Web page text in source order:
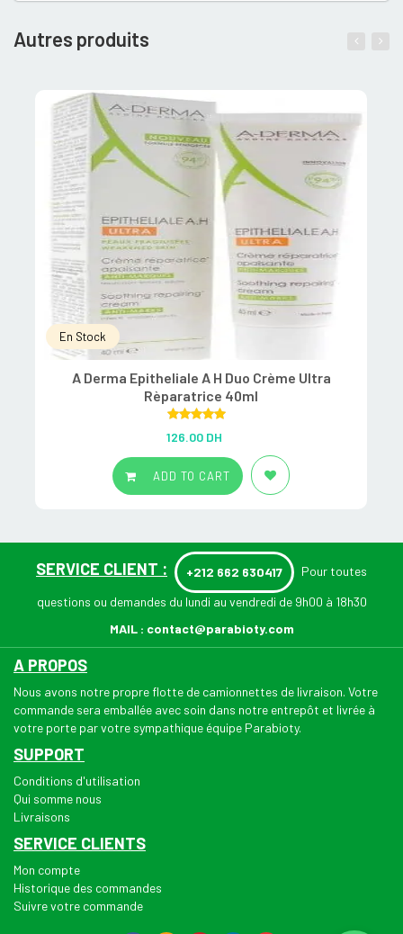
Autres produits
En Stock
A Derma Epitheliale A H Duo Crème Ultra
Rèparatrice 40ml
out of 5
126.00 DH
ADD TO CART
SERVICE CLIENT : +212 662 630417 Pour toutes
questions ou demandes du lundi au vendredi de 9h00 à 18h30
MAIL : contact@parabioty.com
A PROPOS
Nous avons notre propre flotte de camionnettes de livraison. Votre
commande sera emballée avec soin dans notre entrepôt et livrée à
votre porte par votre sympathique équipe Parabioty.
SUPPORT
Conditions d'utilisation
Qui somme nous
Livraisons
SERVICE CLIENTS
Mon compte
Historique des commandes
Suivre votre commande